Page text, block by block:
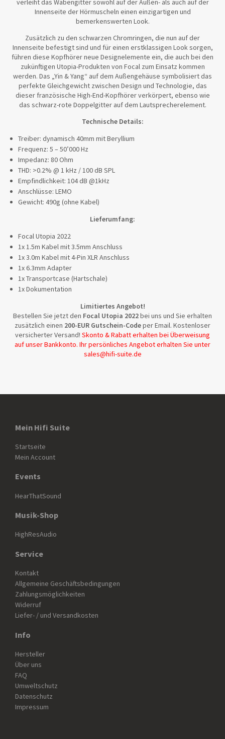
verleiht das Wabengitter sowohl auf der Außen- als auch auf der
Innenseite der Hörmuscheln einen einzigartigen und
bemerkenswerten Look.
Zusätzlich zu den schwarzen Chromringen, die nun auf der
Innenseite befestigt sind und für einen erstklassigen Look sorgen,
führen diese Kopfhörer neue Designelemente ein, die auch bei den
zukünftigen Utopia-Produkten von Focal zum Einsatz kommen
werden. Das „Yin & Yang“ auf dem Außengehäuse symbolisiert das
perfekte Gleichgewicht zwischen Design und Technologie, das
dieser französische High-End-Kopfhörer verkörpert, ebenso wie
das schwarz-rote Doppelgitter auf dem Lautsprecherelement.
Technische Details:
Treiber: dynamisch 40mm mit Beryllium
Frequenz: 5 – 50’000 Hz
Impedanz: 80 Ohm
THD: >0.2% @ 1 kHz / 100 dB SPL
Empfindlichkeit: 104 dB @1kHz
Anschlüsse: LEMO
Gewicht: 490g (ohne Kabel)
Lieferumfang:
Focal Utopia 2022
1x 1.5m Kabel mit 3.5mm Anschluss
1x 3.0m Kabel mit 4-Pin XLR Anschluss
1x 6.3mm Adapter
1x Transportcase (Hartschale)
1x Dokumentation
Limitiertes Angebot!
Bestellen Sie jetzt den Focal Utopia 2022bei uns und Sie erhalten
zusätzlich einen 200-EUR Gutschein-Codeper Email. Kostenloser
versicherter Versand! Skonto & Rabatt erhalten bei Überweisung
auf unser Bankkonto. Ihr persönliches Angebot erhalten Sie unter
sales@hifi-suite.de
Mein Hifi Suite
Startseite
Mein Account
Events
HearThatSound
Musik-Shop
HighResAudio
Service
Kontakt
Allgemeine Geschäftsbedingungen
Zahlungsmöglichkeiten
Widerruf
Liefer- / und Versandkosten
Info
Hersteller
Über uns
FAQ
Umweltschutz
Datenschutz
Impressum